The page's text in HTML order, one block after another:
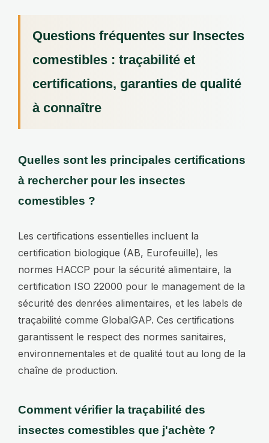
Questions fréquentes sur Insectes
comestibles : traçabilité et
certifications, garanties de qualité
à connaître
Quelles sont les principales certifications
à rechercher pour les insectes
comestibles ?
Les certifications essentielles incluent la
certification biologique (AB, Eurofeuille), les
normes HACCP pour la sécurité alimentaire, la
certification ISO 22000 pour le management de la
sécurité des denrées alimentaires, et les labels de
traçabilité comme GlobalGAP. Ces certifications
garantissent le respect des normes sanitaires,
environnementales et de qualité tout au long de la
chaîne de production.
Comment vérifier la traçabilité des
insectes comestibles que j'achète ?